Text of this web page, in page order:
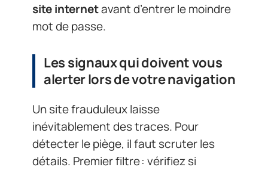
site internetavant d’entrer le moindre
mot de passe.
Les signaux qui doivent vous
alerter lors de votre navigation
Un site frauduleux laisse
inévitablement des traces. Pour
détecter le piège, il faut scruter les
détails. Premier filtre : vérifiez si